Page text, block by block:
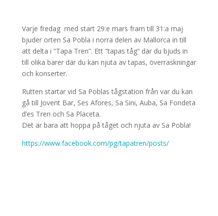
Varje fredag med start 29:e mars fram till 31:a maj
bjuder orten Sa Pobla i norra delen av Mallorca in till
att delta i ”Tapa Tren”. Ett ”tapas tåg” där du bjuds in
till olika barer där du kan njuta av tapas, överraskningar
och konserter.
Rutten startar vid Sa Poblas tågstation från var du kan
gå till Jovent Bar, Ses Afores, Sa Sini, Auba, Sa Fondeta
d’es Tren och Sa Placeta.
Det är bara att hoppa på tåget och njuta av Sa Pobla!
https://www.facebook.com/pg/tapatren/posts/